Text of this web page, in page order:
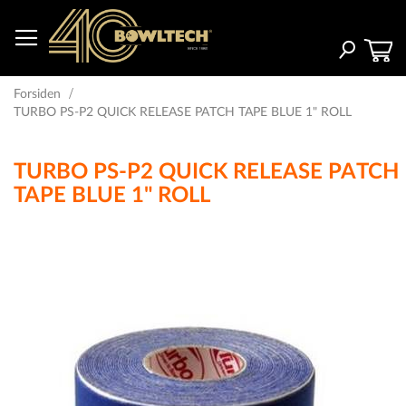
Content
Search
Forsiden
TURBO PS-P2 QUICK RELEASE PATCH TAPE BLUE 1" ROLL
TURBO PS-P2 QUICK RELEASE PATCH
TAPE BLUE 1" ROLL